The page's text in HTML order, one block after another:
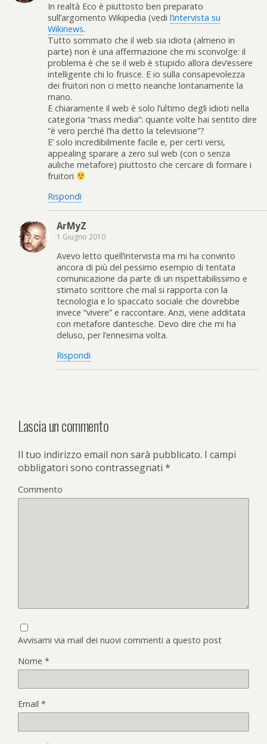
In realtà Eco è piuttosto ben preparato
sull’argomento Wikipedia (vedi l’intervista su
Wikinews.
Tutto sommato che il web sia idiota (almeno in
parte) non è una affermazione che mi sconvolge: il
problema è che se il web è stupido allora dev’essere
intelligente chi lo fruisce. E io sulla consapevolezza
dei fruitori non ci metto neanche lontanamente la
mano.
E chiaramente il web è solo l’ultimo degli idioti nella
categoria “mass media”: quante volte hai sentito dire
“è vero perché l’ha detto la televisione”?
E’ solo incredibilmente facile e, per certi versi,
appealing sparare a zero sul web (con o senza
auliche metafore) piuttosto che cercare di formare i
fruitori
Rispondi
ArMyZ
1 Giugno 2010
Avevo letto quell’intervista ma mi ha convinto
ancora di più del pessimo esempio di tentata
comunicazione da parte di un rispettabilissimo e
stimato scrittore che mal si rapporta con la
tecnologia e lo spaccato sociale che dovrebbe
invece “vivere” e raccontare. Anzi, viene additata
con metafore dantesche. Devo dire che mi ha
deluso, per l’ennesima volta.
Rispondi
Lascia un commento
Il tuo indirizzo email non sarà pubblicato. I campi
obbligatori sono contrassegnati *
Commento
Avvisami via mail dei nuovi commenti a questo post
Nome *
Email *